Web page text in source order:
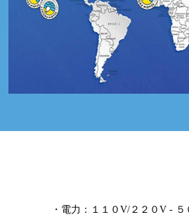
・電力：１１０V/２２０V - ５